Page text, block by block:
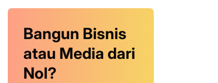
Bangun Bisnis
atau Media dari
Nol?